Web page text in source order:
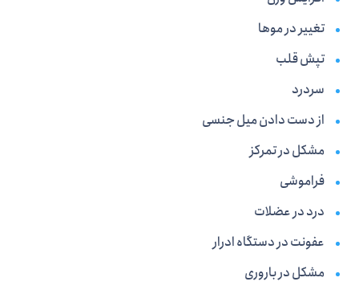
تغییر در موها
تپش قلب
سردرد
از دست دادن میل جنسی
مشکل در تمرکز
فراموشی
درد در عضلات
عفونت در دستگاه ادرار
مشکل در باروری